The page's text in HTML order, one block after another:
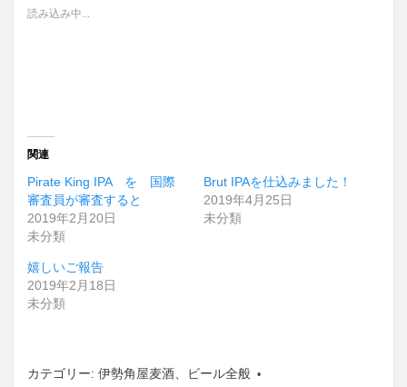
読み込み中...
関連
Pirate King IPA を 国際
審査員が審査すると
2019年2月20日
未分類
Brut IPAを仕込みました！
2019年4月25日
未分類
嬉しいご報告
2019年2月18日
未分類
カテゴリー: 伊勢角屋麦酒 ビール全般